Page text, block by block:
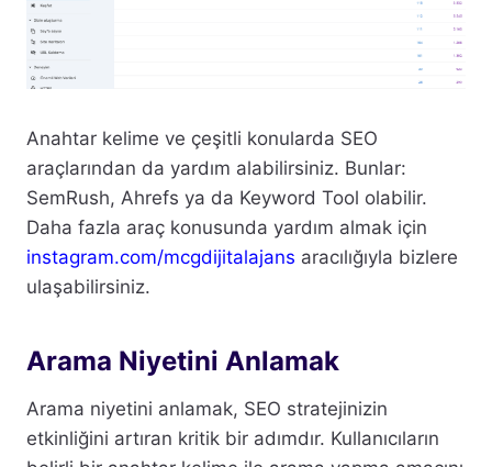
Anahtar kelime ve çeşitli konularda SEO
araçlarından da yardım alabilirsiniz. Bunlar:
SemRush, Ahrefs ya da Keyword Tool olabilir.
Daha fazla araç konusunda yardım almak için
instagram.com/mcgdijitalajans aracılığıyla bizlere
ulaşabilirsiniz.
Arama Niyetini Anlamak
Arama niyetini anlamak, SEO stratejinizin
etkinliğini artıran kritik bir adımdır. Kullanıcıların